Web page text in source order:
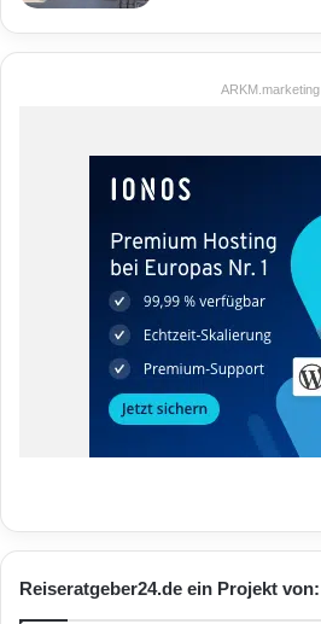
ARKM.marketing
Reiseratgeber24.de ein Projekt von: